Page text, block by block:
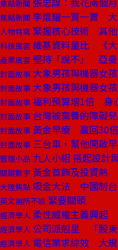
焦點新聞
焦點新聞 李焜耀一買一賣 大
人物特寫 緊握核心技術 其
科技風雲 維基資料量比 《
產業風雲 堅持「說不」 亞
封面故事 大象男孩與機器女
封面故事 大象男孩與機器女
封面故事 福利預算增1倍 身
封面故事 台灣被棄養的障礙
封面故事 黃金早療 贏回30
封面故事 三台車，幫他開啟
管理小品 九人小組 搭起設計
關鍵數字 黃金首飾及投資熱
大陸焦點 吸金大法 中國制
英文無所不談 緊要關頭
經濟學人 柔性威權主義興起
經濟學人 公司派剋星 「股東
經濟學人 電信業求綜效 大